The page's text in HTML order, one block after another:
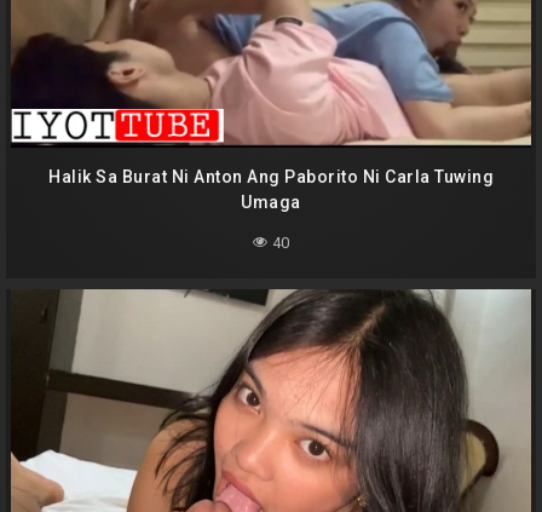
Halik Sa Burat Ni Anton Ang Paborito Ni Carla Tuwing
Umaga
40